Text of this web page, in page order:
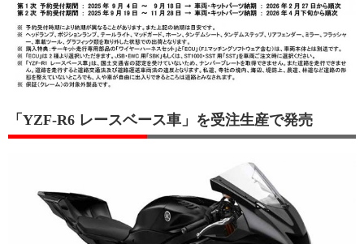
「YZF-R6 レースベース車」を受注生産で発売